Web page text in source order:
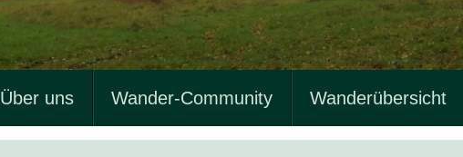
Über uns Wander-Community Wanderübersicht